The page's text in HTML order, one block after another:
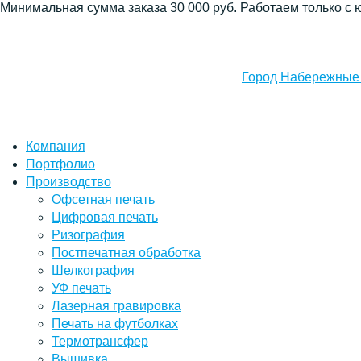
Минимальная сумма заказа 30 000 руб. Работаем только
Город
Компания
Портфолио
Производство
Офсетная печать
Цифровая печать
Ризография
Постпечатная обработка
Шелкография
УФ печать
Лазерная гравировка
Печать на футболках
Термотрансфер